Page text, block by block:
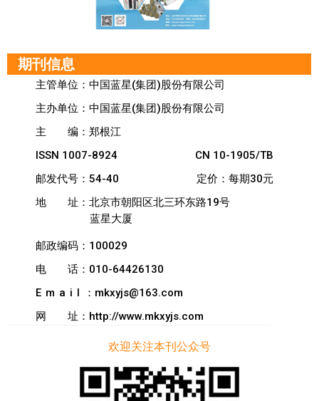
期刊信息
主管单位：中国蓝星(集团)股份有限公司
主办单位：中国蓝星(集团)股份有限公司
主 编：郑根江
ISSN 1007-8924
CN 10-1905/TB
邮发代号：54-40
定价：每期30元
地 址：北京市朝阳区北三环东路19号
蓝星大厦
邮政编码：100029
电 话：010-64426130
Email
：mkxyjs@163.com
网 址：http://www.mkxyjs.com
欢迎关注本刊公众号